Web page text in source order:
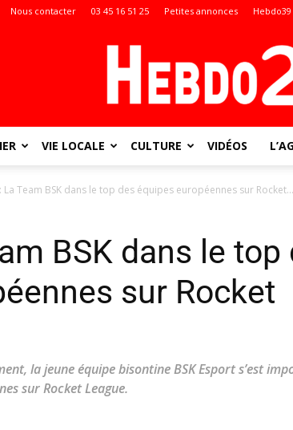
Nous contacter 03 45 16 51 25 Petites annonces
toute
VIE LOCALE CULTURE VIDÉOS
La Team BSK dans le top des équipes européennes sur Rocket...
BSK dans le top
sur Rocket
la jeune équipe bisontine BSK Esport s’est
sur Rocket League.